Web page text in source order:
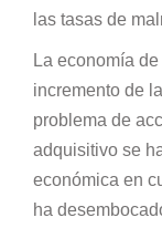
las tasas de
La economía
incremento de
problema de
adquisitivo se
económica en
ha